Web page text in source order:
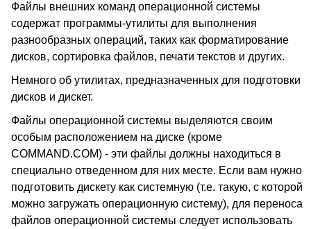
Файлы внешних команд операционной системы
содержат программы-утилиты для выполнения
разнообразных операций, таких как форматирование
дисков, сортировка файлов, печати текстов и других.
Немного об утилитах, предназначенных для подготовки
дисков и дискет.
Файлы операционной системы выделяются своим
особым расположением на диске (кроме
COMMAND.COM) - эти файлы должны находиться в
специально отведенном для них месте. Если вам нужно
подготовить дискету как системную (т.е. такую, с которой
можно загружать операционную систему), для переноса
файлов операционной системы следует использовать